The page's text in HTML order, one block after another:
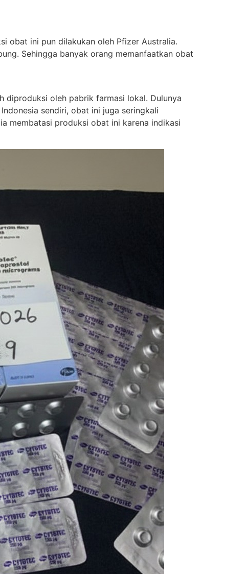
obat ini pun dilakukan oleh Pfizer Australia.
Sehingga banyak orang memanfaatkan obat
diproduksi oleh pabrik farmasi lokal. Dulunya
sendiri, obat ini juga seringkali
membatasi produksi obat ini karena indikasi